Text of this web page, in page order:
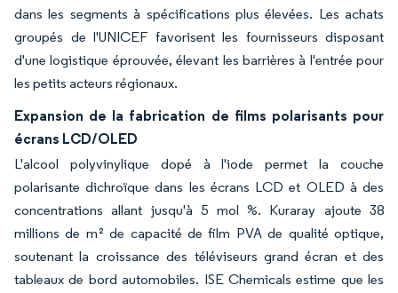
dans les segments à spécifications plus élevées. Les achats
groupés de l'UNICEF favorisent les fournisseurs disposant
d'une logistique éprouvée, élevant les barrières à l'entrée pour
les petits acteurs régionaux.
Expansion de la fabrication de films polarisants pour
écrans LCD/OLED
L'alcool polyvinylique dopé à l'iode permet la couche
polarisante dichroïque dans les écrans LCD et OLED à des
concentrations allant jusqu'à 5 mol %. Kuraray ajoute 38
millions de m² de capacité de film PVA de qualité optique,
soutenant la croissance des téléviseurs grand écran et des
tableaux de bord automobiles. ISE Chemicals estime que les